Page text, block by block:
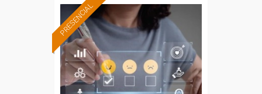
PRESENCIAL
Formación 100%
subvencionada.
Para desempleados,
trabajadores y autónomos
de Castilla y Leon.